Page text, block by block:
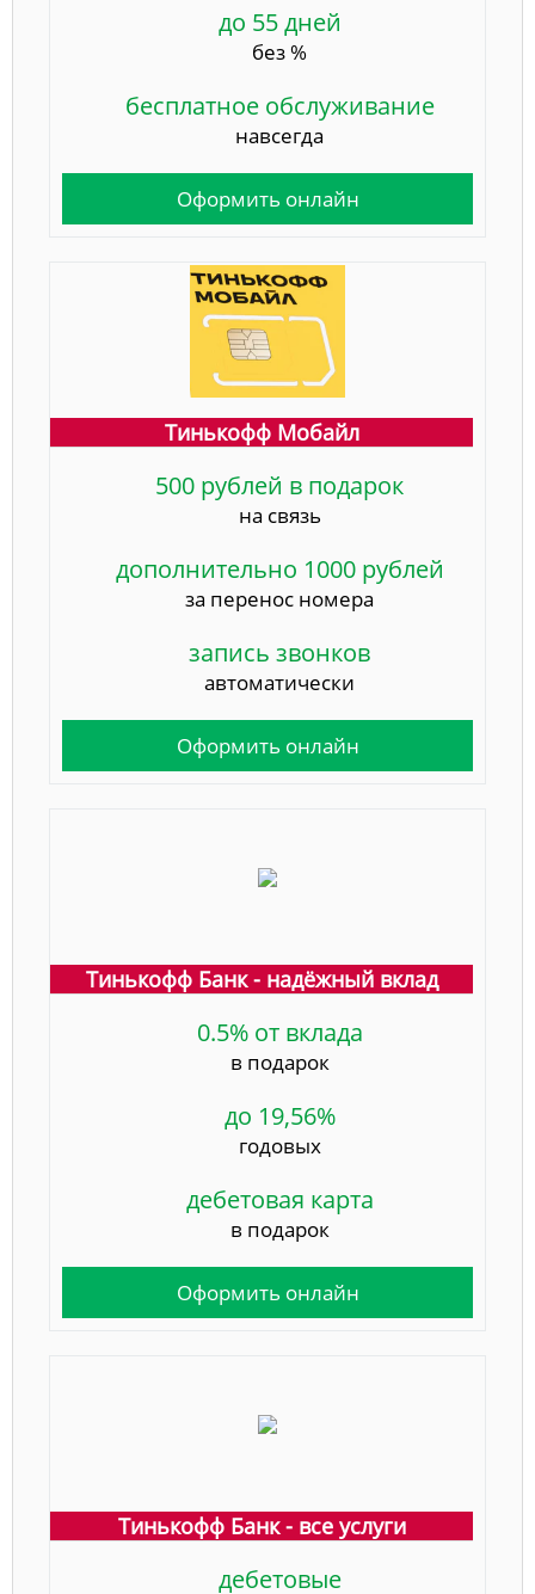
до 55 дней
без %
бесплатное обслуживание
навсегда
Оформить онлайн
Тинькофф Мобайл
500 рублей в подарок
на связь
дополнительно 1000 рублей
за перенос номера
запись звонков
автоматически
Оформить онлайн
Тинькофф Банк - надёжный вклад
0.5% от вклада
в подарок
до 19,56%
годовых
дебетовая карта
в подарок
Оформить онлайн
Тинькофф Банк - все услуги
дебетовые